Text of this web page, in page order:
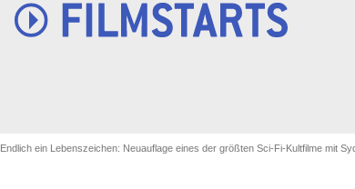
Endlich ein Lebenszeichen: Neuauflage eines der größten Sci-Fi-Kultfilme mit